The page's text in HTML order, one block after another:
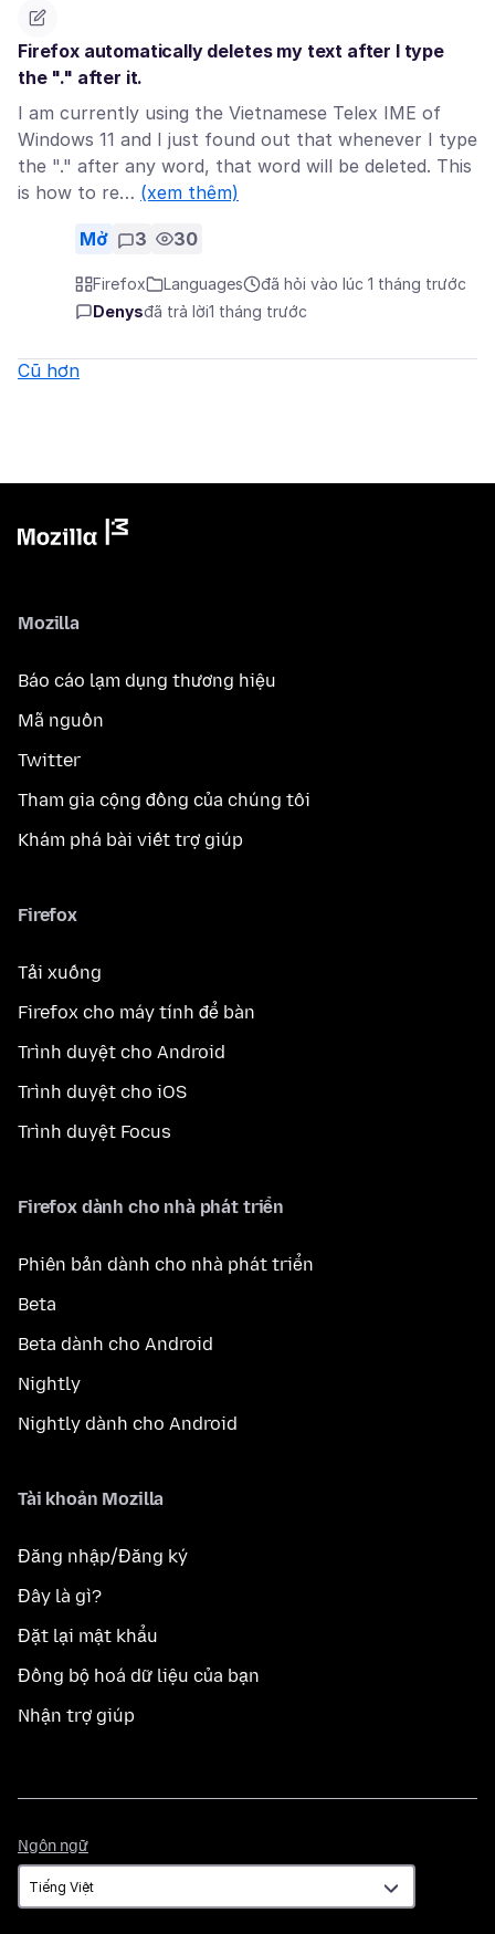
Firefox automatically deletes my text after I type
the "." after it.
I am currently using the Vietnamese Telex IME of
Windows 11 and I just found out that whenever I type
the "." after any word, that word will be deleted. This
is how to re… (xem thêm)
Mở 3 30
Firefox Languages
đã hỏi vào lúc 1 tháng trước
Denysđã trả lời1 tháng trước
Cũ hơn
Mozilla
Báo cáo lạm dụng thương hiệu
Mã nguồn
Twitter
Tham gia cộng đồng của chúng tôi
Khám phá bài viết trợ giúp
Firefox
Tải xuống
Firefox cho máy tính để bàn
Trình duyệt cho Android
Trình duyệt cho iOS
Trình duyệt Focus
Firefox dành cho nhà phát triển
Phiên bản dành cho nhà phát triển
Beta
Beta dành cho Android
Nightly
Nightly dành cho Android
Tài khoản Mozilla
Đăng nhập/Đăng ký
Đây là gì?
Đặt lại mật khẩu
Đồng bộ hoá dữ liệu của bạn
Nhận trợ giúp
Ngôn ngữ
ngữ